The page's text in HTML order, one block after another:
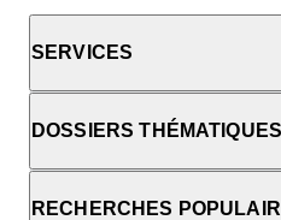
SERVICES
DOSSIERS THÉMATIQUES
RECHERCHES